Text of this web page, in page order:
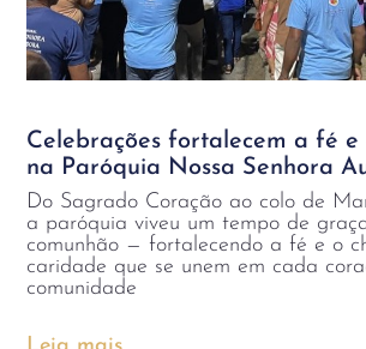
Celebrações fortalecem a fé e
na Paróquia Nossa Senhora
Do Sagrado Coração ao colo de
a paróquia viveu um tempo de
comunhão — fortalecendo a fé e o
caridade que se unem em cada
comunidade